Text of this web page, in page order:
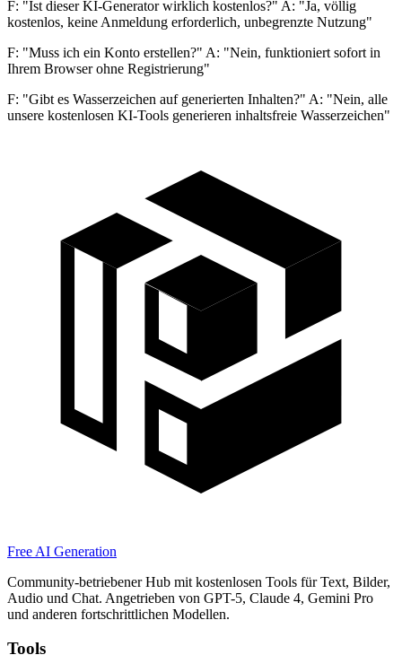
F: "Ist dieser KI-Generator wirklich kostenlos?" A: "Ja, völlig
kostenlos, keine Anmeldung erforderlich, unbegrenzte Nutzung"
F: "Muss ich ein Konto erstellen?" A: "Nein, funktioniert sofort in
Ihrem Browser ohne Registrierung"
F: "Gibt es Wasserzeichen auf generierten Inhalten?" A: "Nein, alle
unsere kostenlosen KI-Tools generieren inhaltsfreie Wasserzeichen"
Free AI Generation
Community-betriebener Hub mit kostenlosen Tools für Text, Bilder,
Audio und Chat. Angetrieben von GPT-5, Claude 4, Gemini Pro
und anderen fortschrittlichen Modellen.
Tools